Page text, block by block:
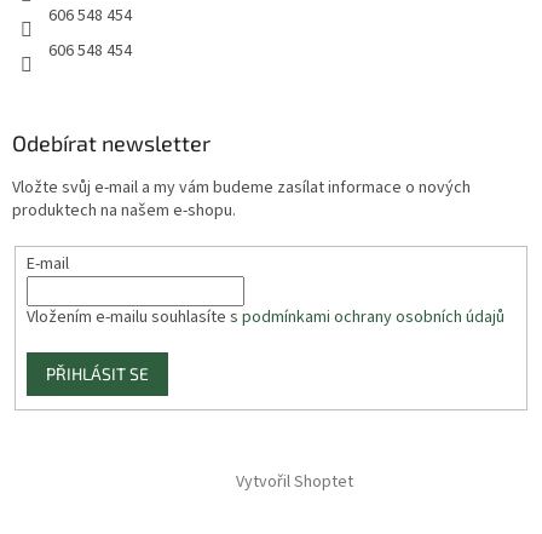
606 548 454
606 548 454
Odebírat newsletter
Vložte svůj e-mail a my vám budeme zasílat informace o nových
produktech na našem e-shopu.
E-mail
Vložením e-mailu souhlasíte s podmínkami ochrany osobních údajů
PŘIHLÁSIT SE
Vytvořil Shoptet